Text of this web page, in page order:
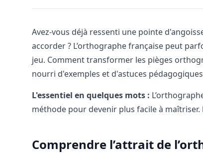
Avez-vous déjà ressenti une pointe
accorder ? L’orthographe française peut
jeu. Comment transformer les pièges
nourri d'exemples et d'astuces
L'essentiel en quelques mots :
méthode pour devenir plus facile à
Comprendre l’attrait de